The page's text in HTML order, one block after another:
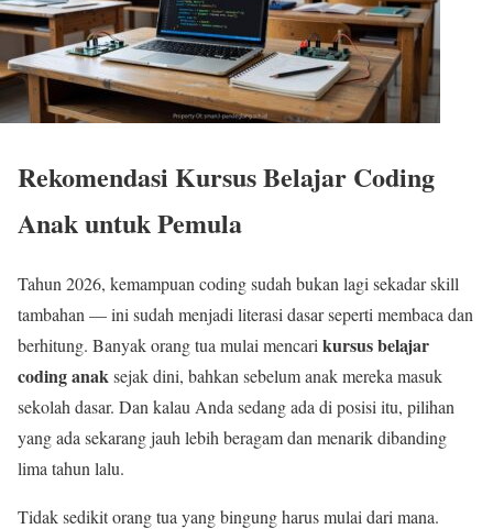
Rekomendasi Kursus Belajar Coding
Anak untuk Pemula
Tahun 2026, kemampuan coding sudah bukan lagi sekadar skill
tambahan — ini sudah menjadi literasi dasar seperti membaca dan
berhitung. Banyak orang tua mulai mencari kursus belajar
coding anaksejak dini, bahkan sebelum anak mereka masuk
sekolah dasar. Dan kalau Anda sedang ada di posisi itu, pilihan
yang ada sekarang jauh lebih beragam dan menarik dibanding
lima tahun lalu.
Tidak sedikit orang tua yang bingung harus mulai dari mana.